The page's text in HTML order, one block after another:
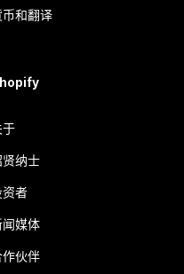
币和翻译
于
贤纳士
资者
闻媒体
作伙伴